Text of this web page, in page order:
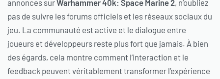
annonces surWarhammer 40k: Space Marine 2, n’oubliez
pas de suivre les forums officiels et les réseaux sociaux du
jeu. La communauté est active et le dialogue entre
joueurs et développeurs reste plus fort que jamais. À bien
des égards, cela montre comment l’interaction et le
feedback peuvent véritablement transformer l’expérience